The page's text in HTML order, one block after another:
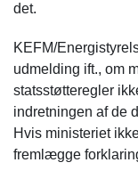
det.
KEFM/
udmelding ift., om
statsstøtteregler
indretningen af de
Hvis ministeriet
fremlægge